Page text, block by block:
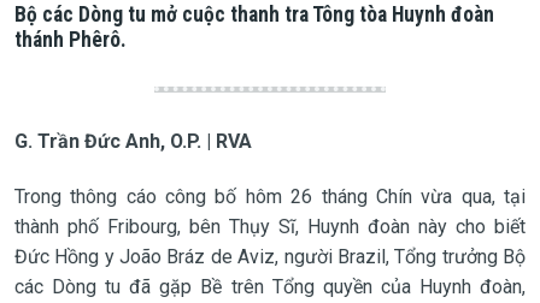
Bộ các Dòng tu mở cuộc thanh tra Tông tòa Huynh đoàn
thánh Phêrô.
G. Trần Đức Anh, O.P. | RVA
Trong thông cáo công bố hôm 26 tháng Chín vừa qua, tại
thành phố Fribourg, bên Thụy Sĩ, Huynh đoàn này cho biết
Đức Hồng y João Bráz de Aviz, người Brazil, Tổng trưởng Bộ
các Dòng tu đã gặp Bề trên Tổng quyền của Huynh đoàn,